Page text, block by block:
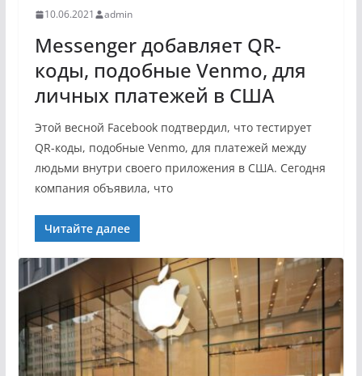
10.06.2021 admin
Messenger добавляет QR-
коды, подобные Venmo, для
личных платежей в США
Этой весной Facebook подтвердил, что тестирует
QR-коды, подобные Venmo, для платежей между
людьми внутри своего приложения в США. Сегодня
компания объявила, что
Читайте далее